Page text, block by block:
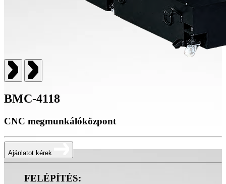
BMC-4118
CNC megmunkálóközpont
Ajánlatot kérek
FELÉPÍTÉS: